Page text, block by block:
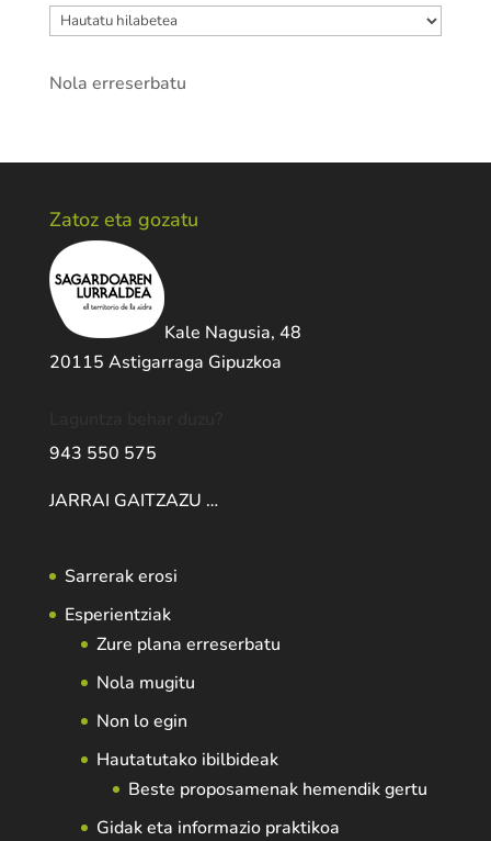
Artxiboak
Nola erreserbatu
Zatoz eta gozatu
Kale Nagusia, 48
20115 Astigarraga Gipuzkoa
943 550 575
JARRAI GAITZAZU …
Sarrerak erosi
Esperientziak
Zure plana erreserbatu
Nola mugitu
Non lo egin
Hautatutako ibilbideak
Beste proposamenak hemendik gertu
Gidak eta informazio praktikoa